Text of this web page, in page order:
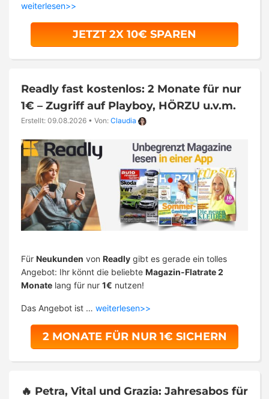
weiterlesen>>
JETZT 2X 10€ SPAREN
Readly fast kostenlos: 2 Monate für nur
1€ – Zugriff auf Playboy, HÖRZU u.v.m.
Erstellt: 09.08.2026 • Von: Claudia
Für Neukunden von Readly gibt es gerade ein tolles
Angebot: Ihr könnt die beliebte Magazin-Flatrate 2
Monate lang für nur 1€ nutzen!
Das Angebot ist … weiterlesen>>
2 MONATE FÜR NUR 1€ SICHERN
🔥 Petra, Vital und Grazia: Jahresabos für